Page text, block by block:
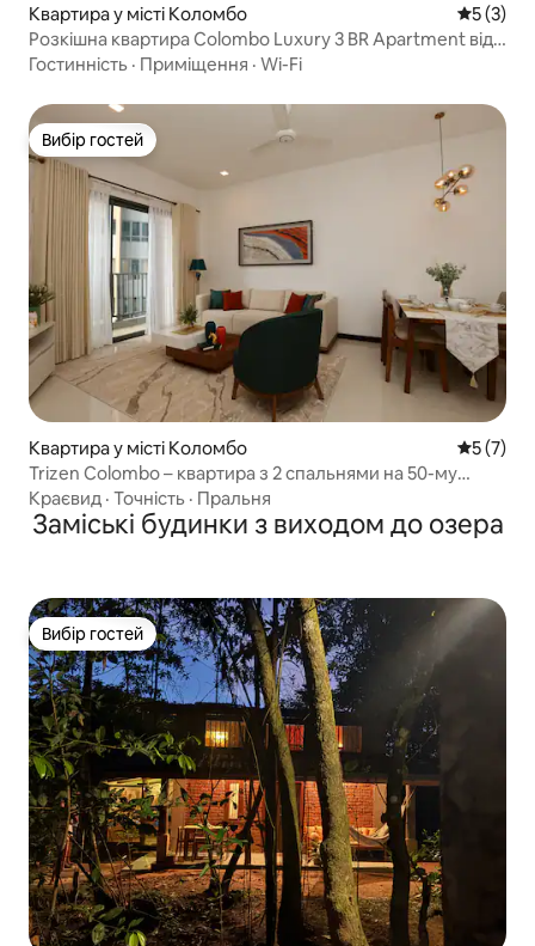
Квартира у місті Коломбо Середня
5 (3)
Розкішна квартира Colombo Luxury 3 BR Apartment від
Trizen
Гостинність · Приміщення · Wi-Fi
Вибір гостей
Вибір гостей
Квартира у місті Коломбо Середня
5 (7)
Trizen Colombo – квартира з 2 спальнями на 50-му
поверсі
Краєвид · Точність · Пральня
Заміські будинки з виходом до озера
Вибір гостей
Вибір гостей